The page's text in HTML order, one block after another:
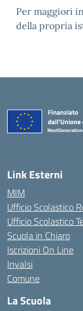
Per maggiori
della propria
Link Esterni
MIM
Ufficio Scolastico
Ufficio Scolastico
Scuola in Chiaro
Iscrizioni On Line
Invalsi
Comune
La Scuola